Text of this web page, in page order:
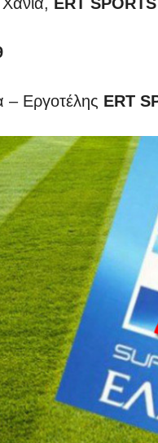
– Εργοτέλης ERT